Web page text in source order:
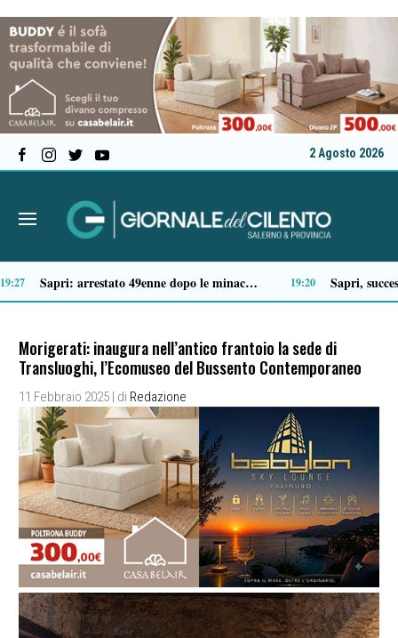
2 Agosto 2026
Tragico incidente sulla Cilentana: muore motociclista di 37 anni 13:20
Morigerati: inaugura nell’antico frantoio la sede di
Transluoghi, l’Ecomuseo del Bussento Contemporaneo
11 Febbraio 2025 | di Redazione